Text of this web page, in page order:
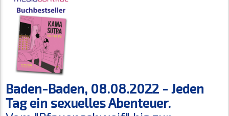
Baden-Baden, 08.08.2022 - Jeden
Tag ein sexuelles Abenteuer.